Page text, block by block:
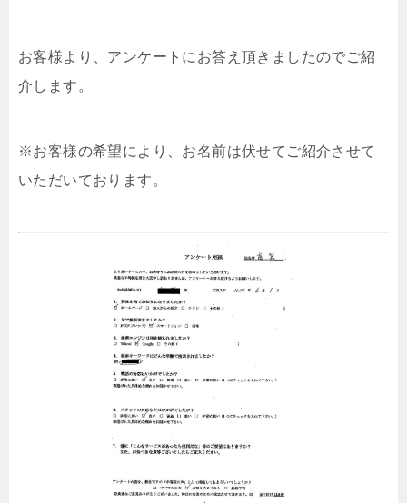
お客様より、アンケートにお答え頂きましたのでご紹
介します。
※お客様の希望により、お名前は伏せてご紹介させて
いただいております。